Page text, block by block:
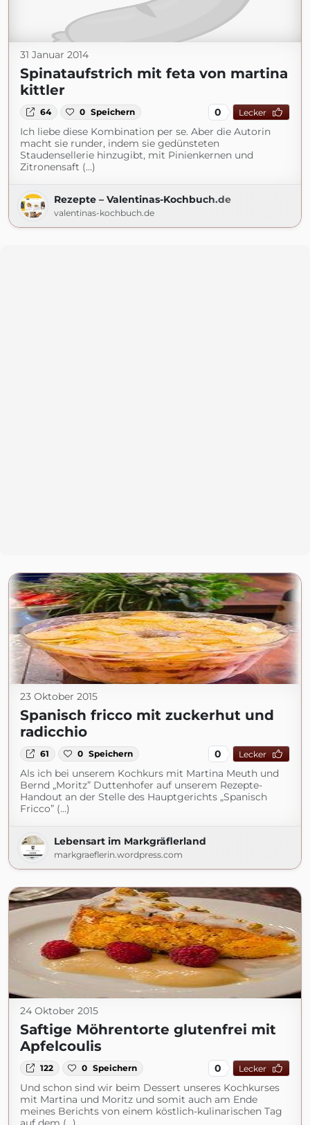
31 Januar 2014
Spinataufstrich mit feta von martina
kittler
64 0 Speichern 0 Lecker
Ich liebe diese Kombination per se. Aber die Autorin
macht sie runder, indem sie gedünsteten
Staudensellerie hinzugibt, mit Pinienkernen und
Zitronensaft (...)
Rezepte – Valentinas-Kochbuch.de
valentinas-kochbuch.de
23 Oktober 2015
Spanisch fricco mit zuckerhut und
radicchio
61 0 Speichern 0 Lecker
Als ich bei unserem Kochkurs mit Martina Meuth und
Bernd „Moritz” Duttenhofer auf unserem Rezepte-
Handout an der Stelle des Hauptgerichts „Spanisch
Fricco” (...)
Lebensart im Markgräflerland
markgraeflerin.wordpress.com
24 Oktober 2015
Saftige Möhrentorte glutenfrei mit
Apfelcoulis
122 0 Speichern 0 Lecker
Und schon sind wir beim Dessert unseres Kochkurses
mit Martina und Moritz und somit auch am Ende
meines Berichts von einem köstlich-kulinarischen Tag